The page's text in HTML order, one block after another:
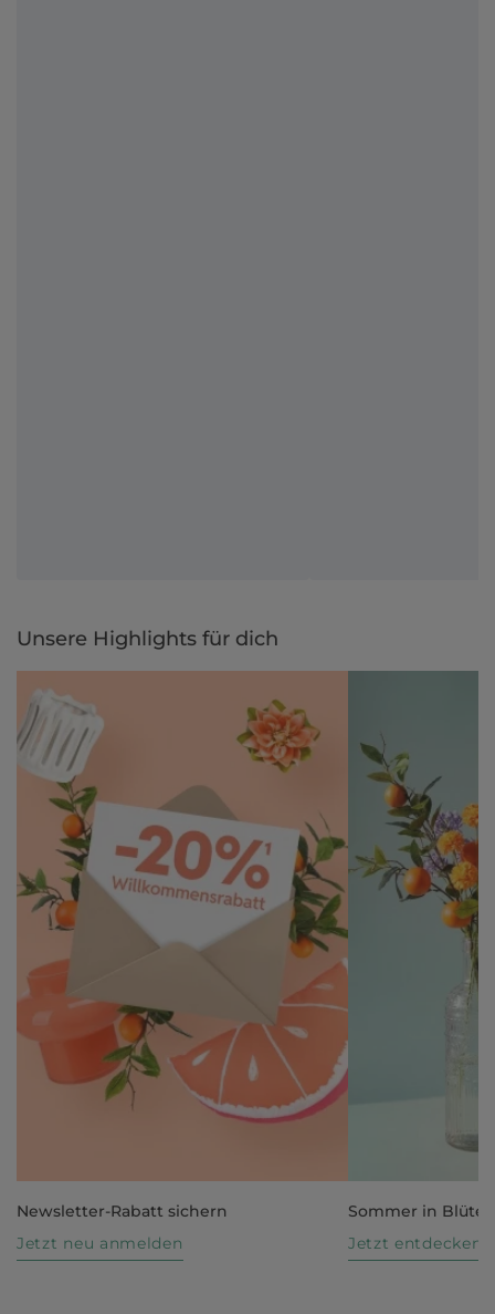
Unsere Highlights für dich
Newsletter-Rabatt sichern
Jetzt neu anmelden
Sommer in Blüte
Jetzt entdecken